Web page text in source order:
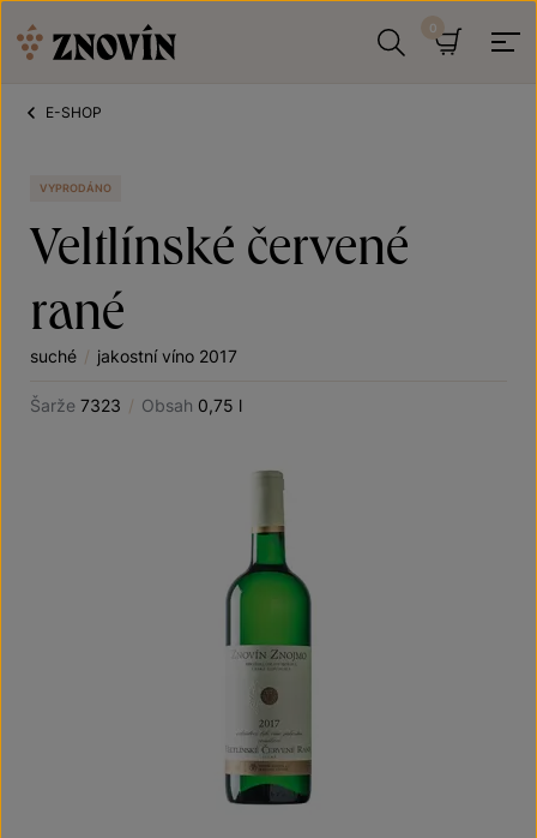
E-SHOP
VYPRODÁNO
Veltlínské červené
rané
suché / jakostní víno 2017
Šarže 7323 / Obsah 0,75 l